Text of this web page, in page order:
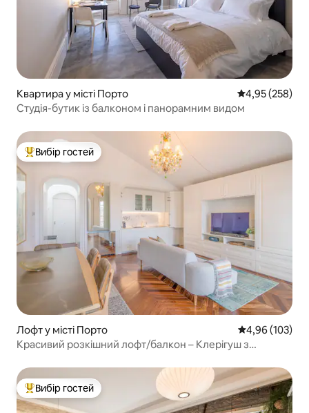
Квартира у місті Порто Середня
4,95 (258)
Студія-бутик із балконом і панорамним видом
Топ вибір гостей
Вибір гостей
Лофт у місті Порто Середня
4,96 (103)
Красивий розкішний лофт/балкон – Клерігуш з
Топ вибір гостей
Вибір гостей